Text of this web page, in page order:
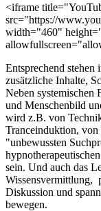
<iframe
src="https://
width="460"
Entsprechend stehen
zusätzliche Inhalte,
Neben systemischen
und Menschenbild
wird z.B. von
Tranceinduktion,
"unbewussten
sein. Und auch das
Wissensvermittlung,
Diskussion und
bewegen.